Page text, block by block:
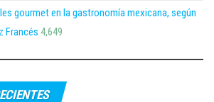
gourmet en la gastronomía mexicana, según
Francés 4,649